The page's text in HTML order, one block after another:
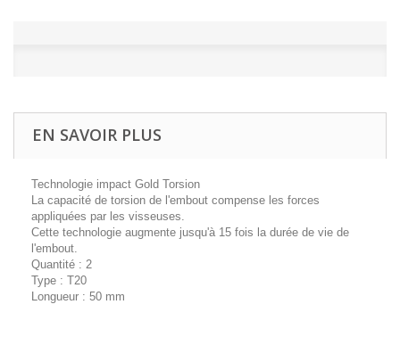
EN SAVOIR PLUS
Technologie impact Gold Torsion
La capacité de torsion de l'embout compense les forces
appliquées par les visseuses.
Cette technologie augmente jusqu'à 15 fois la durée de vie de
l'embout.
Quantité : 2
Type : T20
Longueur : 50 mm